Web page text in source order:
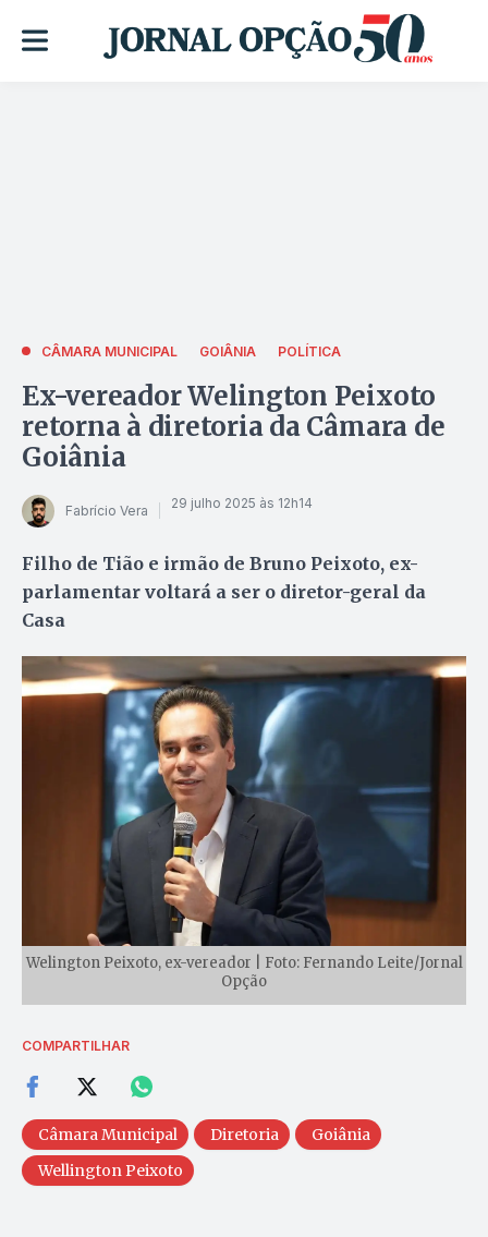
CÂMARA MUNICIPAL GOIÂNIA POLÍTICA
Ex-vereador Welington Peixoto
retorna à diretoria da Câmara de
Goiânia
Fabrício Vera 29 julho 2025 às 12h14
Filho de Tião e irmão de Bruno Peixoto, ex-
parlamentar voltará a ser o diretor-geral da
Casa
Welington Peixoto, ex-vereador | Foto: Fernando Leite/Jornal
Opção
COMPARTILHAR
Câmara Municipal Diretoria
Goiânia
Wellington Peixoto